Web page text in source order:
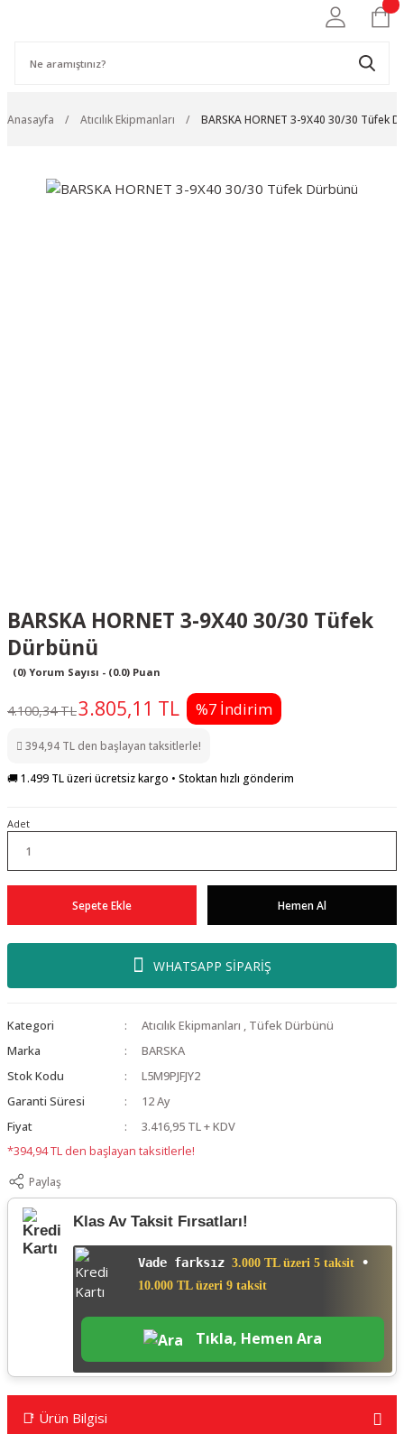
Anasayfa Atıcılık Ekipmanları BARSKA HORNET 3-9X40 30/30 Tüfek
BARSKA HORNET 3-9X40 30/30 Tüfek
Dürbünü
(0) Yorum Sayısı - (0.0) Puan
4.100,34 TL3.805,11 TL %7 İndirim
394,94 TL den başlayan taksitlerle!
🚚 1.499 TL üzeri ücretsiz kargo • Stoktan hızlı gönderim
Adet
Sepete Ekle Hemen Al
WHATSAPP SİPARİŞ
Kategori Atıcılık Ekipmanları , Tüfek Dürbünü
Marka
BARSKA
Stok Kodu
L5M9PJFJY2
Garanti Süresi
12 Ay
Fiyat
3.416,95 TL + KDV
*394,94 TL den başlayan taksitlerle!
Paylaş
Klas Av Taksit Fırsatları!
Vade farksız 3.000 TL üzeri 5 taksit •
10.000 TL üzeri 9 taksit
Tıkla, Hemen Ara
📑 Ürün Bilgisi